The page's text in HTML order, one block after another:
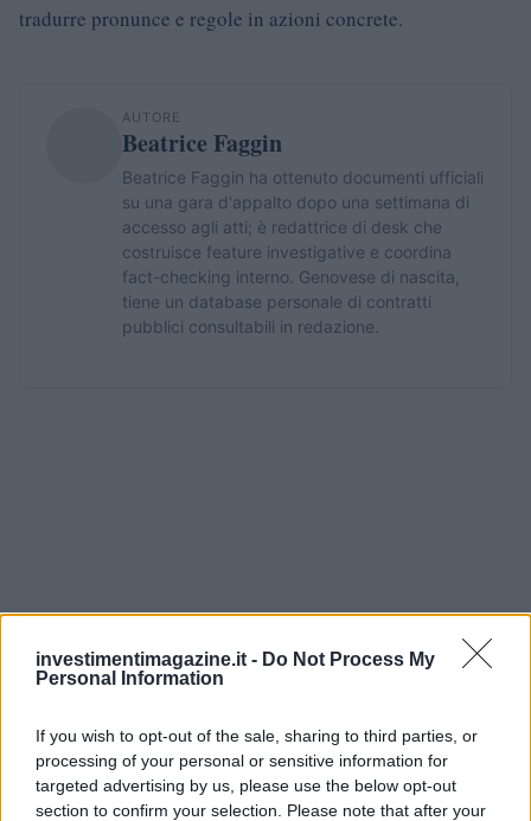
investimentimagazine.it - Do Not Process My
Personal Information
If you wish to opt-out of the sale, sharing to third parties, or
processing of your personal or sensitive information for
targeted advertising by us, please use the below opt-out
section to confirm your selection. Please note that after your
tradurre pronunce e regole in azioni concrete.
AUTORE
Beatrice Faggin
Beatrice Faggin ha ottenuto documenti ufficiali
su una gara d'appalto dopo una settimana di
accesso agli atti; è redattrice di desk che
costruisce feature investigative e coordina
fact-checking interno. Genovese di nascita,
tiene un database personale di contratti
pubblici consultabili in redazione.